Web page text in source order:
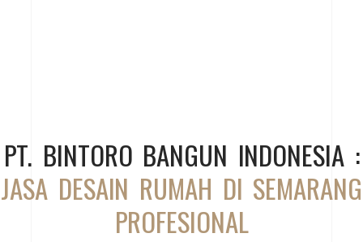
PT. BINTORO BANGUN INDONESIA :
JASA DESAIN RUMAH DI SEMARANG
PROFESIONAL